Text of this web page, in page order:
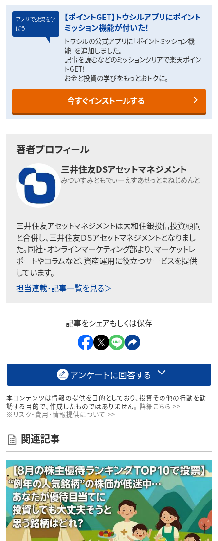
アプリで投資を学
ぼう
【ポイントGET】トウシルアプリにポイント
ミッション機能が付いた！
トウシルの公式アプリに「ポイントミッション機
能」を追加しました。
記事を読むなどのミッションクリアで楽天ポイン
トGET！
お金と投資の学びをもっとおトクに。
今すぐインストールする
著者プロフィール
三井住友DSアセットマネジメント
みついすみともでぃーえすあせっとまねじめんと
三井住友アセットマネジメントは大和住銀投信投資顧問
と合併し、三井住友ＤＳアセットマネジメントとなりまし
た。同社・オンラインマーケティング部より、マーケットレ
ポートやコラムなど、資産運用に役立つサービスを提供
しています。
担当連載･記事一覧を見る＞
記事をシェアもしくは保存
アンケートに回答する
本コンテンツは情報の提供を目的としており、投資その他の行動を勧
誘する目的で、作成したものではありません。 詳細こちら >>
※リスク・費用・情報提供について >>
関連記事